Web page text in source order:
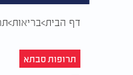
דף הבית בריאות
תרופות סבתא